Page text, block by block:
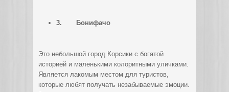
3. Бонифачо
Это небольшой город Корсики с богатой
историей и маленькими колоритными уличками.
Является лакомым местом для туристов,
которые любят получать незабываемые эмоции.